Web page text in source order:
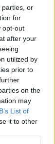
parties, or
for
opt-out
after your
utilized by
prior to
on the
may
List of
it to other
a
Az
szükség
ban az
a
a